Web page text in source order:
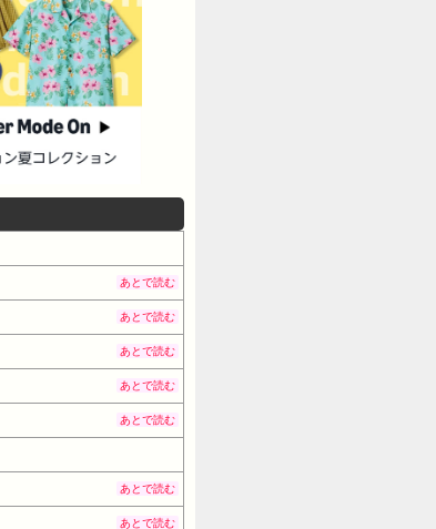
あとで読む
あとで読む
あとで読む
あとで読む
あとで読む
あとで読む
あとで読む